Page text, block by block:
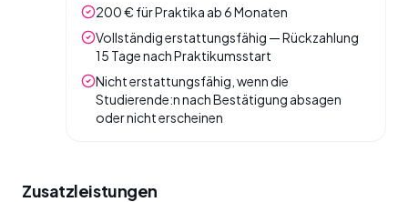
200 € für Praktika ab 6 Monaten
Vollständig erstattungsfähig — Rückzahlung
15 Tage nach Praktikumsstart
Nicht erstattungsfähig, wenn die
Studierende:n nach Bestätigung absagen
oder nicht erscheinen
Zusatzleistungen